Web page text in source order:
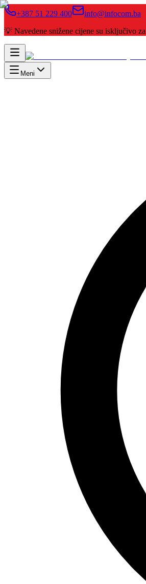
+387 51 229 400
info@infocom.ba
💡 Navedene snižene cijene su isključivo
Meni